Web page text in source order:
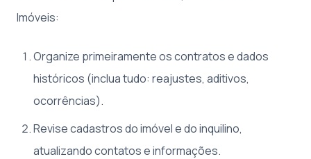
Imóveis:
Organize primeiramente os contratos e dados
históricos (inclua tudo: reajustes, aditivos,
ocorrências).
Revise cadastros do imóvel e do inquilino,
atualizando contatos e informações.